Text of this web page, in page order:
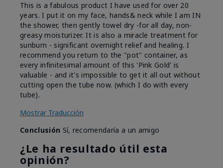
This is a fabulous product I have used for over 20
years. I put it on my face, hands& neck while I am IN
the shower, then gently towel dry -for all day, non-
greasy moisturizer. It is also a miracle treatment for
sunburn - significant overnight relief and healing. I
recommend you return to the "pot" container, as
every infinitesimal amount of this 'Pink Gold' is
valuable - and it's impossible to get it all out without
cutting open the tube now. (which I do with every
tube).
Mostrar Traducción
Conclusión Sí, recomendaría a un amigo
¿Le ha resultado útil esta
opinión?